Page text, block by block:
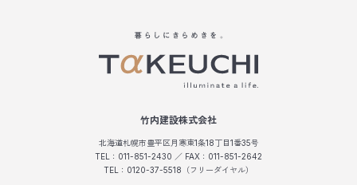
竹内建設株式会社
北海道札幌市豊平区月寒東1条18丁目1番35号
TEL：011-851-2430 ／ FAX：011-851-2642
TEL：0120-37-5518（フリーダイヤル）